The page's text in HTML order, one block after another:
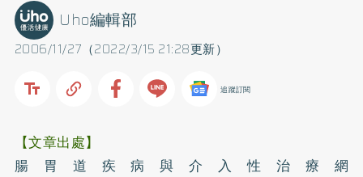
2006/11/27（2022/3/15 21:28更新）
Uho編輯部
追蹤訂閱
【文章出處】
腸胃道疾病與介入性治療網